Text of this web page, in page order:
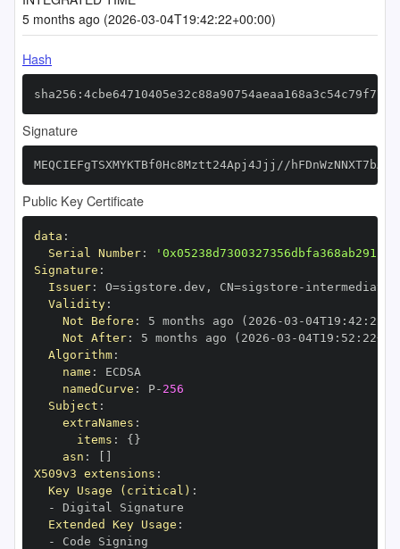
5 months ago (2026-03-04T19:42:22+00:00)
Hash
Signature
MEQCIEFgTSXMYKTBf0Hc8Mztt24Apj4Jjj//
Public Key Certificate
data :
Serial Number:
Signature :
Issuer: O=sigstore.dev , CN=sigstore -
Validity:
Not Before : 5 months ago (2026 -03 -04T19 : 42 :
Not After: 5 months ago (2026 -03 -04T19 : 52 : 22+00
Algorithm:
name :
namedCurve : P- 256
Subject :
extraNames :
items : { }
asn :
X509v3 extensions :
Key Usage (critical) :
-
Extended Key Usage :
-